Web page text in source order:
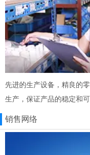
先进的生产设备，精良的
生产，保证产品的稳定和可
销售网络